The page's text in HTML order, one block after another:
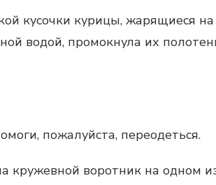
кусочки курицы, жарящиеся на
водой, промокнула их
пожалуйста, переодеться.
воротник на одном